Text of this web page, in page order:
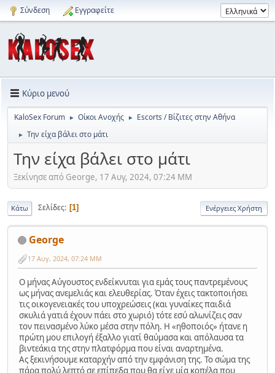
Σύνδεση Εγγραφείτε
Κύριο μενού
KaloSex Forum ► Οίκοι Ανοχής ► Escorts / Βίζιτες στην Αθήνα
► Την είχα βάλει στο μάτι
Την είχα βάλει στο μάτι
Ξεκίνησε από George, 17 Αυγ, 2024, 07:24 ΜΜ
Κάτω Σελίδες 1 Ενέργειες Χρήστη
George
17 Αυγ, 2024, 07:24 ΜΜ
Ο μήνας Αύγουστος ενδείκνυται για εμάς τους παντρεμένους
ως μήνας ανεμελιάς και ελευθερίας. Όταν έχεις τακτοποιήσει
τις οικογενειακές του υποχρεώσεις (και γυναίκες παιδιά
σκυλιά γατιά έχουν πάει στο χωριό) τότε εσύ αλωνίζεις σαν
τον πεινασμένο λύκο μέσα στην πόλη. Η «ηθοποιός» ήτανε η
πρώτη μου επιλογή έξαλλο γιατί θαύμασα και απόλαυσα τα
βιντεάκια της στην πλατφόρμα που είναι αναρτημένα.
Ας ξεκινήσουμε καταρχήν από την εμφάνιση της. Το σώμα της
πάρα πολύ λεπτό σε επίπεδα που θα είχε μία κοπέλα που